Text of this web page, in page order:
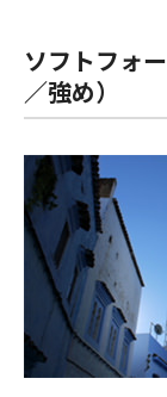
ソフトフォ
／強め）